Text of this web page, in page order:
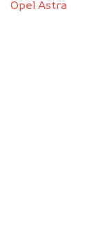
Opel Astra